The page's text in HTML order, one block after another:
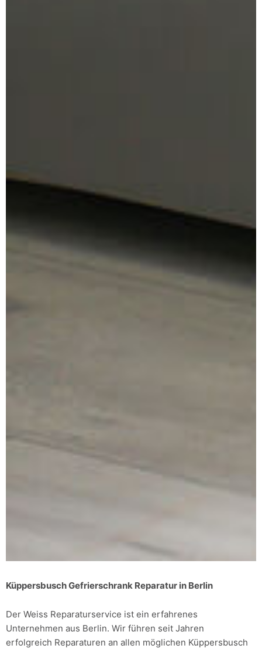
Küppersbusch Gefrierschrank Reparatur in Berlin
Der Weiss Reparaturservice ist ein erfahrenes
Unternehmen aus Berlin. Wir führen seit Jahren
erfolgreich Reparaturen an allen möglichen Küppersbusch